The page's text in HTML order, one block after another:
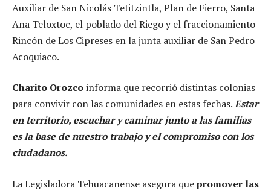
Auxiliar de San Nicolás Tetitzintla, Plan de Fierro, Santa
Ana Teloxtoc, el poblado del Riego y el fraccionamiento
Rincón de Los Cipreses en la junta auxiliar de San Pedro
Acoquiaco.
Charito Orozcoinforma que recorrió distintas colonias
para convivir con las comunidades en estas fechas.Estar
en territorio, escuchar y caminar junto a las familias
es la base de nuestro trabajo y el compromiso con los
ciudadanos.
La Legisladora Tehuacanense asegura quepromover las